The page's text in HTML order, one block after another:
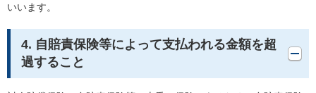
いいます。
4. 自賠責保険等によって支払われる金額を超
過すること